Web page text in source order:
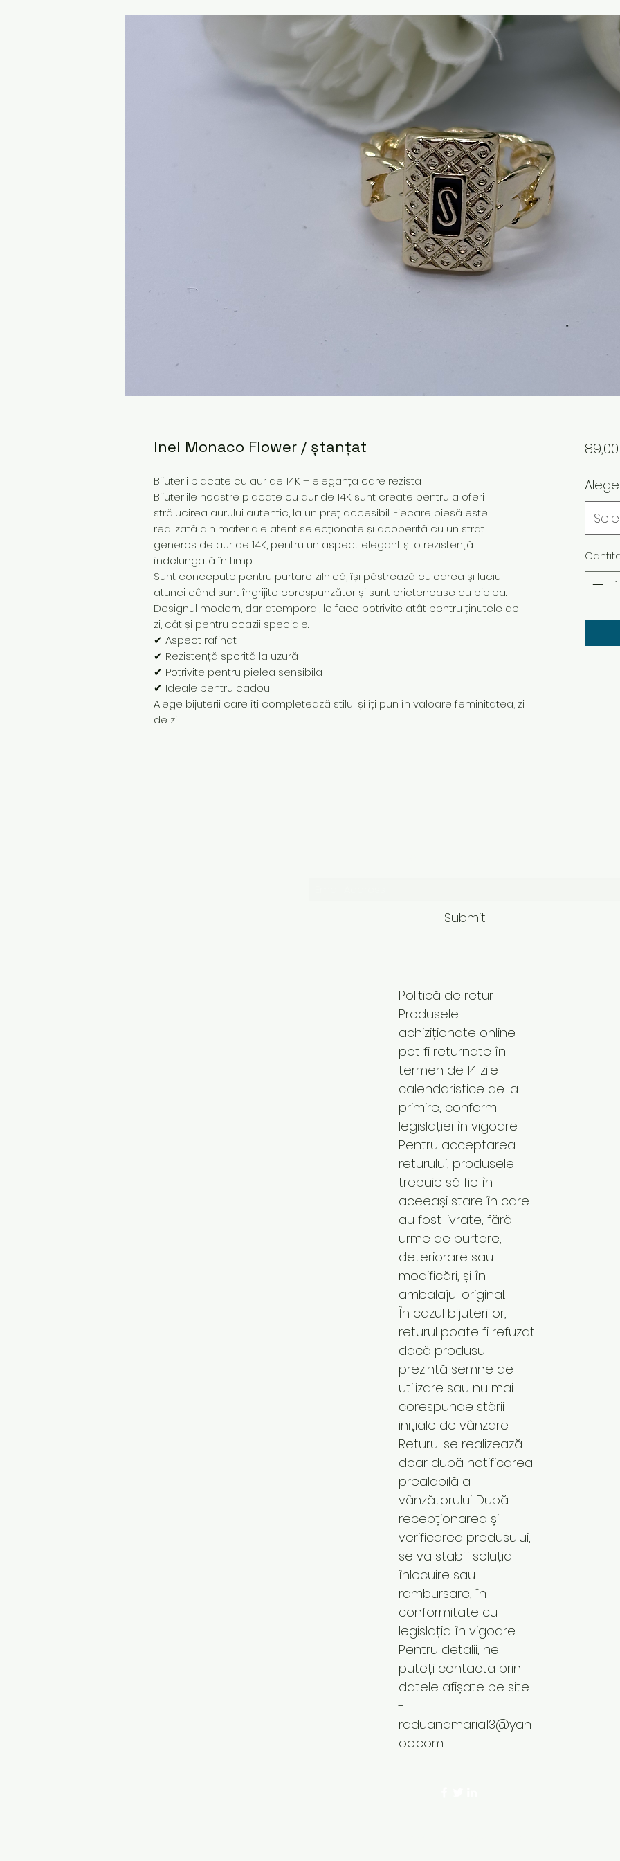
Inel Monaco Flower / ștanțat
Bijuterii placate cu aur de 14K – eleganță care rezistă
Bijuteriile noastre placate cu aur de 14K sunt create pentru a oferi
strălucirea aurului autentic, la un preț accesibil. Fiecare piesă este
realizată din materiale atent selecționate și acoperită cu un strat
generos de aur de 14K, pentru un aspect elegant și o rezistență
îndelungată în timp.
Sunt concepute pentru purtare zilnică, își păstrează culoarea și luciul
atunci când sunt îngrijite corespunzător și sunt prietenoase cu pielea.
Designul modern, dar atemporal, le face potrivite atât pentru ținutele de
zi, cât și pentru ocazii speciale.
✔ Aspect rafinat
✔ Rezistență sporită la uzură
✔ Potrivite pentru pielea sensibilă
✔ Ideale pentru cadou
Alege bijuterii care îți completează stilul și îți pun în valoare feminitatea, zi
de zi.
Submit
Politică de retur
Produsele
achiziționate online
pot fi returnate în
termen de 14 zile
calendaristice de la
primire, conform
legislației în vigoare.
Pentru acceptarea
returului, produsele
trebuie să fie în
aceeași stare în care
au fost livrate, fără
urme de purtare,
deteriorare sau
modificări, și în
ambalajul original.
În cazul bijuteriilor,
returul poate fi refuzat
dacă produsul
prezintă semne de
utilizare sau nu mai
corespunde stării
inițiale de vânzare.
Returul se realizează
doar după notificarea
prealabilă a
vânzătorului. După
recepționarea și
verificarea produsului,
se va stabili soluția:
înlocuire sau
rambursare, în
conformitate cu
legislația în vigoare.
Pentru detalii, ne
puteți contacta prin
datele afișate pe site.
-
raduanamaria13@yah
oo.com